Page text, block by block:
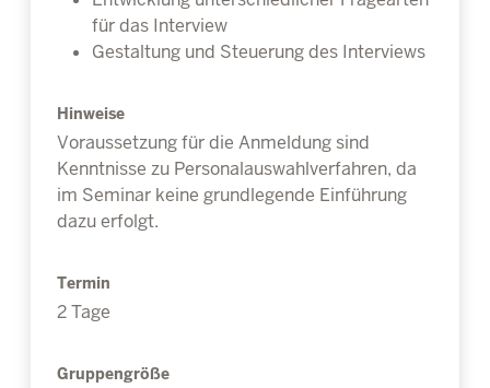
für das Interview
Gestaltung und Steuerung des Interviews
Hinweise
Voraussetzung für die Anmeldung sind
Kenntnisse zu Personalauswahlverfahren, da
im Seminar keine grundlegende Einführung
dazu erfolgt.
Termin
2 Tage
Gruppengröße